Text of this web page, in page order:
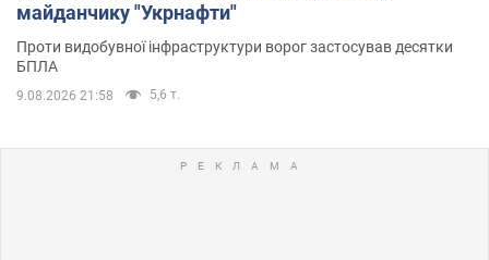
майданчику "Укрнафти"
Проти видобувної інфраструктури ворог застосував десятки
БПЛА
9.08.2026 21:58 5,6 т.